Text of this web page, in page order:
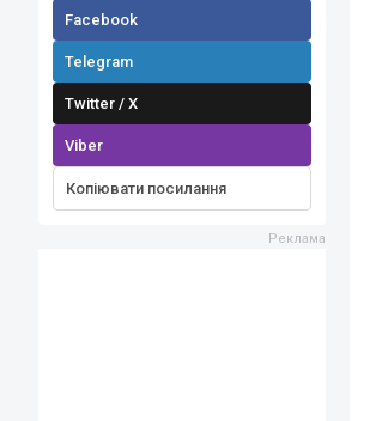
Facebook
Telegram
Twitter / X
Viber
Копіювати посилання